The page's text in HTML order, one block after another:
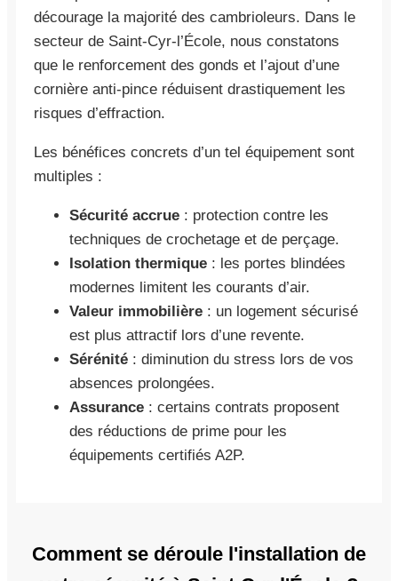
décourage la majorité des cambrioleurs. Dans le
secteur de Saint-Cyr-l’École, nous constatons
que le renforcement des gonds et l’ajout d’une
cornière anti-pince réduisent drastiquement les
risques d’effraction.
Les bénéfices concrets d’un tel équipement sont
multiples :
Sécurité accrue : protection contre les
techniques de crochetage et de perçage.
Isolation thermique : les portes blindées
modernes limitent les courants d’air.
Valeur immobilière : un logement sécurisé
est plus attractif lors d’une revente.
Sérénité : diminution du stress lors de vos
absences prolongées.
Assurance : certains contrats proposent
des réductions de prime pour les
équipements certifiés A2P.
Comment se déroule l'installation de